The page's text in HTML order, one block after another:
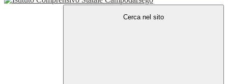
Cerca nel sito